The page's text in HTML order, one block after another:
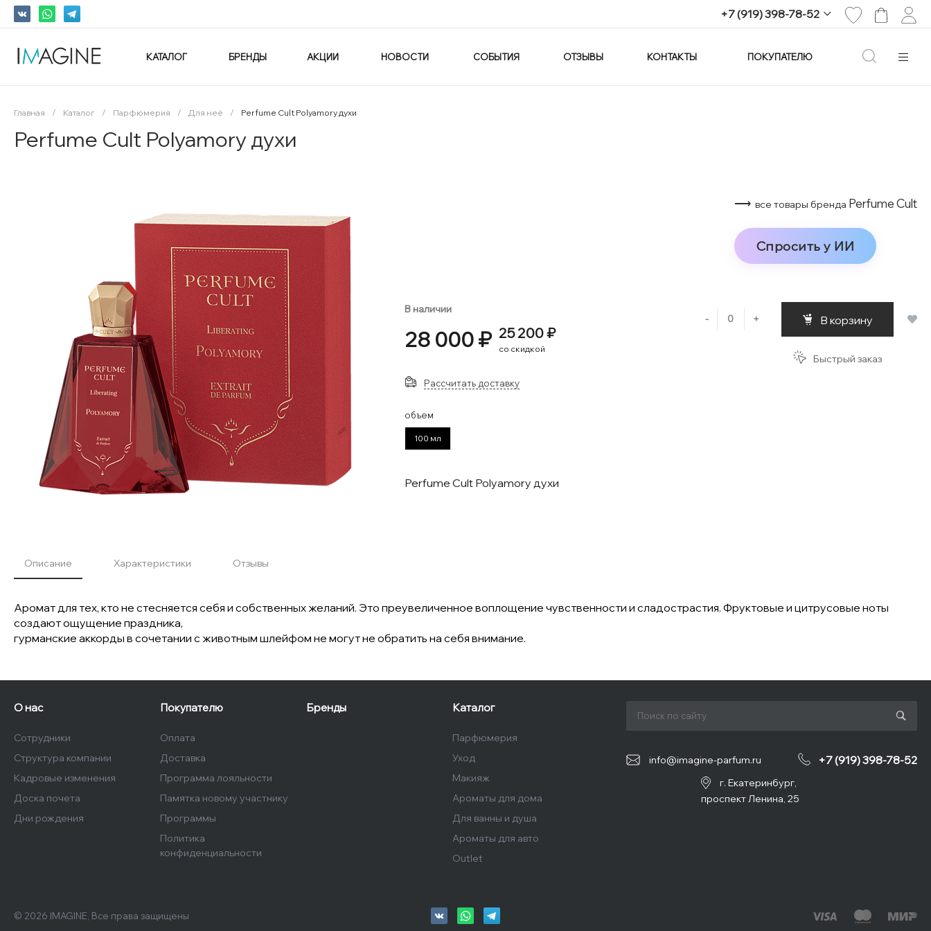
+7 (919) 398-78-52
+7 (919) 398-78-52
КАТАЛОГ БРЕНДЫ АКЦИИ НОВОСТИ СОБЫТИЯ ОТЗЫВЫ КОНТАКТЫ ПОКУПАТЕЛЮ
Главная / Каталог / Парфюмерия / Для неё / Perfume Cult Polyamory духи
Perfume Cult Polyamory духи
⟶ все товары бренда Perfume Cult
Спросить у ИИ
В наличии
28 000 ₽ 25 200 ₽
со скидкой
- + В корзину
Быстрый заказ
Рассчитать доставку
объем
100 мл
Perfume Cult Polyamory духи
Описание Характеристики Отзывы
Аромат для тех, кто не стесняется себя и собственных желаний. Это преувеличенное воплощение чувственности и сладострастия. Фруктовые и цитрусовые ноты
создают ощущение праздника,
гурманские аккорды в сочетании с животным шлейфом не могут не обратить на себя внимание.
О нас
Сотрудники
Структура компании
Кадровые изменения
Доска почета
Дни рождения
Покупателю
Оплата
Доставка
Программа лояльности
Памятка новому участнику
Программы
Политика
конфиденциальности
Бренды Каталог
Парфюмерия
Уход
Макияж
Ароматы для дома
Для ванны и душа
Ароматы для авто
Outlet
info@imagine-parfum.ru +7 (919) 398-78-52
г. Екатеринбург,
проспект Ленина, 25
© 2026 IMAGINE, Все права защищены